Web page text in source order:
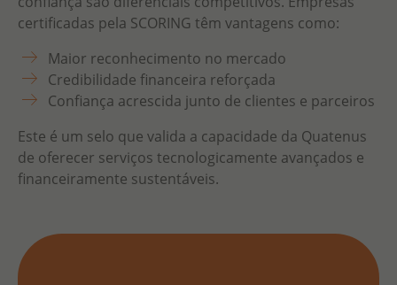
certificadas pela SCORING têm vantagens como:
Maior reconhecimento no mercado
Credibilidade financeira reforçada
Confiança acrescida junto de clientes e parceiros
Este é um selo que valida a capacidade da Quatenus
de oferecer serviços tecnologicamente avançados e
financeiramente sustentáveis.